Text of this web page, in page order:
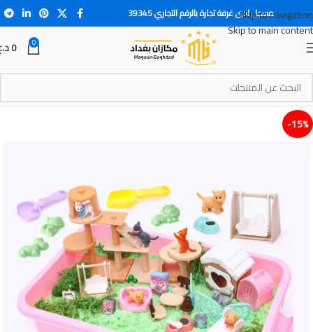
Skip to navigation
Skip to main content
مسجل لدى غرفة تجارة بالرقم التجاري 39345
0
0
15%-